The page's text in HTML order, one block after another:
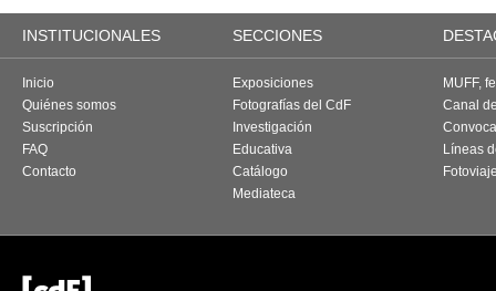
INSTITUCIONALES SECCIONES
Inicio
Quiénes somos
Suscripción
FAQ
Contacto
Exposiciones
Fotografías del CdF
Investigación
Educativa
Catálogo
Mediateca
MUFF,
Canal
Líneas